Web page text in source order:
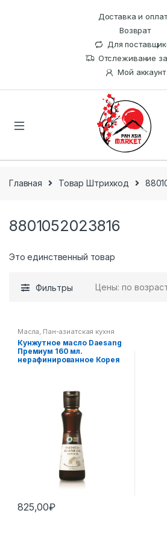
Доставка и
Возврат
Для
Отслеживание
Мой аккаунт
Главная Товар Штрихкод
8801052023816
Это единственный товар
Фильтры
Масла Пан-азиатская кухня
Кунжутное масло Daesang
Премиум 160 мл.
нерафинированное Корея
825,00₽